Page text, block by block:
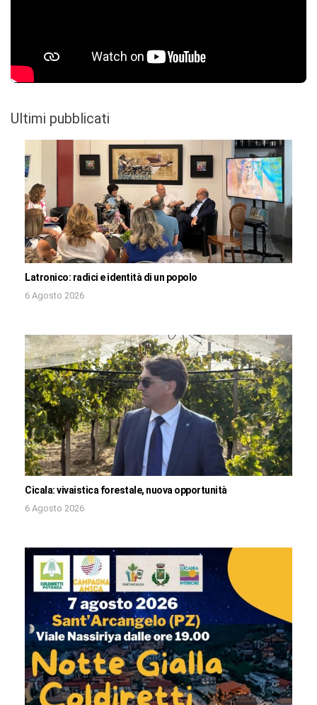
Ultimi pubblicati
Latronico: radici e identità di un popolo
6 Agosto 2026
Cicala: vivaistica forestale, nuova opportunità
6 Agosto 2026